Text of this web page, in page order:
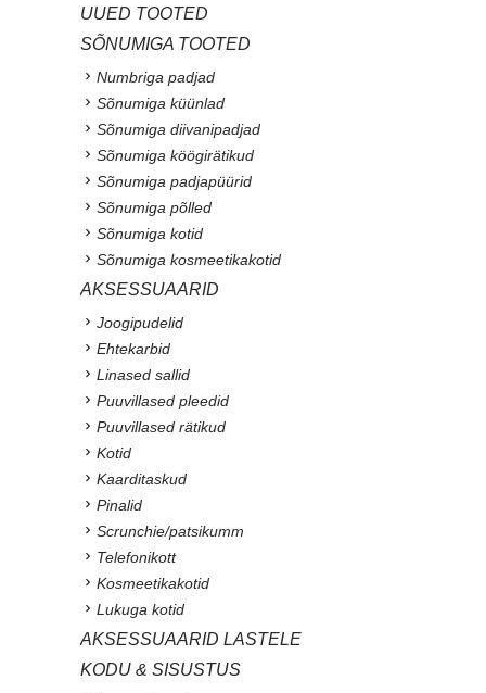
UUED TOOTED
SÕNUMIGA TOOTED
Numbriga padjad
Sõnumiga küünlad
Sõnumiga diivanipadjad
Sõnumiga köögirätikud
Sõnumiga padjapüürid
Sõnumiga põlled
Sõnumiga kotid
Sõnumiga kosmeetikakotid
AKSESSUAARID
Joogipudelid
Ehtekarbid
Linased sallid
Puuvillased pleedid
Puuvillased rätikud
Kotid
Kaarditaskud
Pinalid
Scrunchie/patsikumm
Telefonikott
Kosmeetikakotid
Lukuga kotid
AKSESSUAARID LASTELE
KODU & SISUSTUS